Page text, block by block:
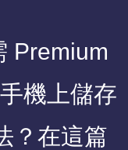
Premium
機上儲存
？在這篇